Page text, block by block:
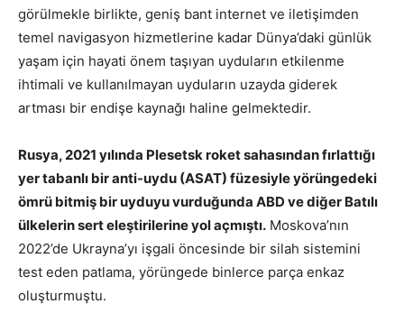
görülmekle birlikte, geniş bant internet ve iletişimden
temel navigasyon hizmetlerine kadar Dünya’daki günlük
yaşam için hayati önem taşıyan uyduların etkilenme
ihtimali ve kullanılmayan uyduların uzayda giderek
artması bir endişe kaynağı haline gelmektedir.
Rusya, 2021 yılında Plesetsk roket sahasından fırlattığı
yer tabanlı bir anti-uydu (ASAT) füzesiyle yörüngedeki
ömrü bitmiş bir uyduyu vurduğunda ABD ve diğer Batılı
ülkelerin sert eleştirilerine yol açmıştı. Moskova’nın
2022’de Ukrayna’yı işgali öncesinde bir silah sistemini
test eden patlama, yörüngede binlerce parça enkaz
oluşturmuştu.